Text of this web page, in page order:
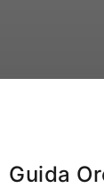
Guida
e
la